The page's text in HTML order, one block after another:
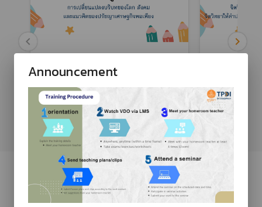
Announcement
แนวคิดของปรัชญาเศรษฐกิจพอเพียง
Module 2
จิตวิทยาให้คำปรึ
เรียนตามศักยภา